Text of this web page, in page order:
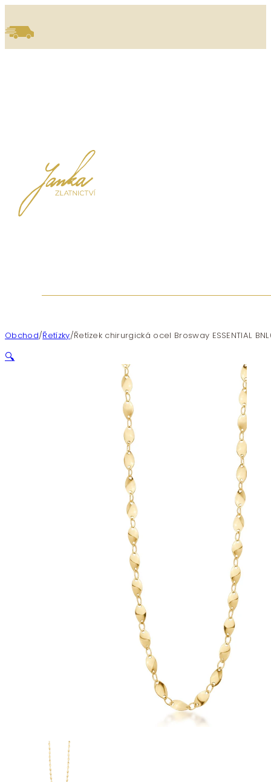
Obchod/Řetízky/Řetízek chirurgická ocel Brosway ESSENTIAL
🔍